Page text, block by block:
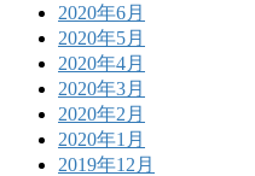
2020年6月
2020年5月
2020年4月
2020年3月
2020年2月
2020年1月
2019年12月